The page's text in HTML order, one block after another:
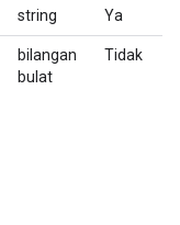
string Ya
bilangan
bulat
Tidak